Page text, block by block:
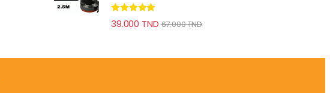
Note4.78
sur 5
39.000 TND 67.000TND